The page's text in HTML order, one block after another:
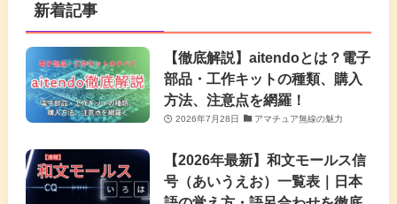
新着記事
【徹底解説】aitendoとは？電子
部品・工作キットの種類、購入
方法、注意点を網羅！
2026年7月28日 アマチュア無線の魅力
【2026年最新】和文モールス信
号（あいうえお）一覧表｜日本